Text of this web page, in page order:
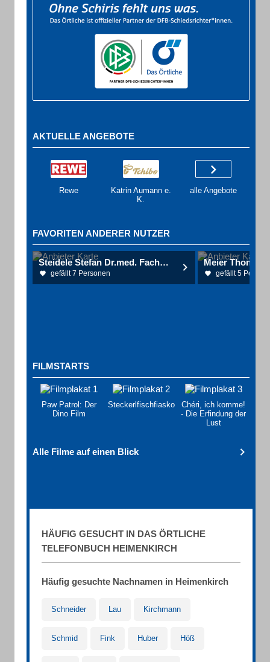
AKTUELLE ANGEBOTE
Rewe
Katrin Aumann e.
K.
alle Angebote
FAVORITEN ANDERER NUTZER
Steidele Stefan Dr.med. Facharzt für Neurologie Psychiatrie und Psychotherapie
gefällt 7 Personen gefällt 5
FILMSTARTS
Paw Patrol: Der
Dino Film
Steckerlfischfiasko
Chéri, ich komme!
- Die Erfindung der
Lust
Alle Filme auf einen Blick
HÄUFIG GESUCHT IN DAS ÖRTLICHE
TELEFONBUCH HEIMENKIRCH
Häufig gesuchte Nachnamen in Heimenkirch
Schneider Lau Kirchmann
Schmid Fink Huber Höß